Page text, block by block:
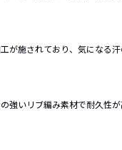
が施されており、気になる
強いリブ編み素材で耐久性が